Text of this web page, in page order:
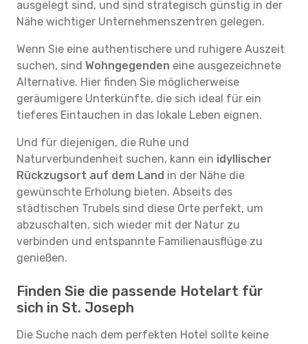
ausgelegt sind, und sind strategisch günstig in der
Nähe wichtiger Unternehmenszentren gelegen.
Wenn Sie eine authentischere und ruhigere Auszeit
suchen, sind Wohngegenden eine ausgezeichnete
Alternative. Hier finden Sie möglicherweise
geräumigere Unterkünfte, die sich ideal für ein
tieferes Eintauchen in das lokale Leben eignen.
Und für diejenigen, die Ruhe und
Naturverbundenheit suchen, kann ein idyllischer
Rückzugsort auf dem Land in der Nähe die
gewünschte Erholung bieten. Abseits des
städtischen Trubels sind diese Orte perfekt, um
abzuschalten, sich wieder mit der Natur zu
verbinden und entspannte Familienausflüge zu
genießen.
Finden Sie die passende Hotelart für
sich in St. Joseph
Die Suche nach dem perfekten Hotel sollte keine